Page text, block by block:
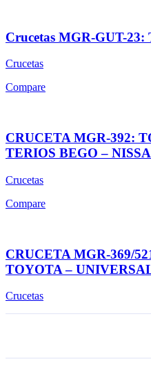
Crucetas MGR-GUT-23:
Crucetas
Compare
CRUCETA MGR-392:
TERIOS BEGO –
Crucetas
Compare
CRUCETA MGR-369/
TOYOTA –
Crucetas